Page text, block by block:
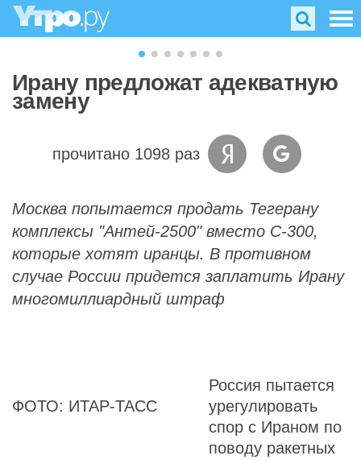
Ирану предложат адекватную
замену
прочитано 1098 раз
Москва попытается продать Тегерану
комплексы "Антей-2500" вместо С-300,
которые хотят иранцы. В противном
случае России придется заплатить Ирану
многомиллиардный штраф
ФОТО: ИТАР-ТАСС
Россия пытается
урегулировать
спор с Ираном по
поводу ракетных